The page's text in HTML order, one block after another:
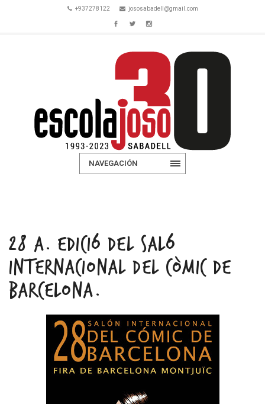
+937278122 jososabadell@gmail.com
NAVEGACIÓN
28 a. EDICIÓ DEL SALÓ
INTERNACIONAL DEL CÒMIC DE
BARCELONA.